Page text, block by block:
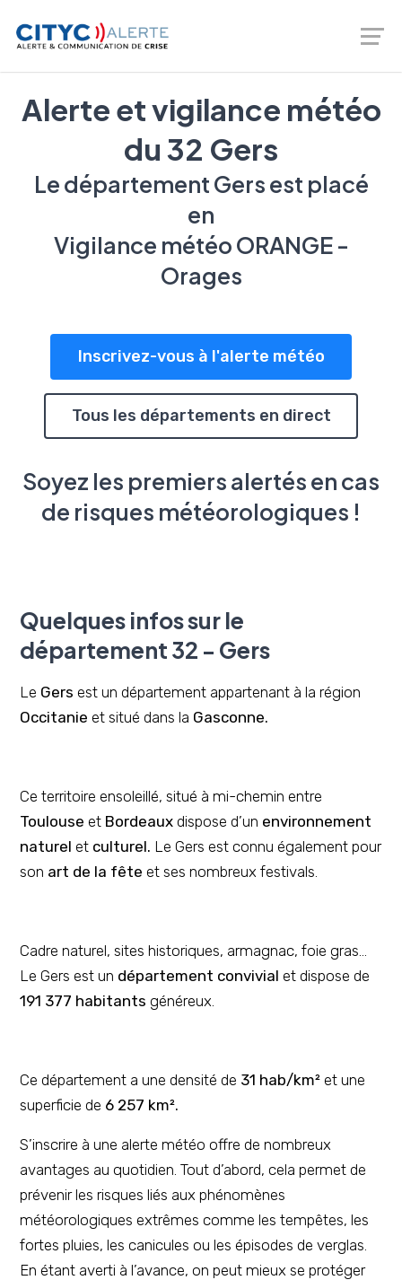
Téléalerte - Entreprises et Collectivités |
02 46 66 00 20
Alerte et vigilance météo
du 32 Gers
Le département Gers est placé
en
Vigilance météo ORANGE -
Orages
Inscrivez-vous à l'alerte météo
Tous les départements en direct
Soyez les premiers alertés en cas
de risques météorologiques !
Quelques infos sur le
département 32 - Gers
Le Gers est un département appartenant à la région
Occitanie et situé dans la Gasconne.
Ce territoire ensoleillé, situé à mi-chemin entre
Toulouse et Bordeaux dispose d’un environnement
naturel et culturel. Le Gers est connu également pour
son art de la fête et ses nombreux festivals.
Cadre naturel, sites historiques, armagnac, foie gras…
Le Gers est un département convivial et dispose de
191 377 habitants généreux.
Ce département a une densité de 31 hab/km² et une
superficie de 6 257 km².
S’inscrire à une alerte météo offre de nombreux
avantages au quotidien. Tout d’abord, cela permet de
prévenir les risques liés aux phénomènes
météorologiques extrêmes comme les tempêtes, les
fortes pluies, les canicules ou les épisodes de verglas.
En étant averti à l’avance, on peut mieux se protéger